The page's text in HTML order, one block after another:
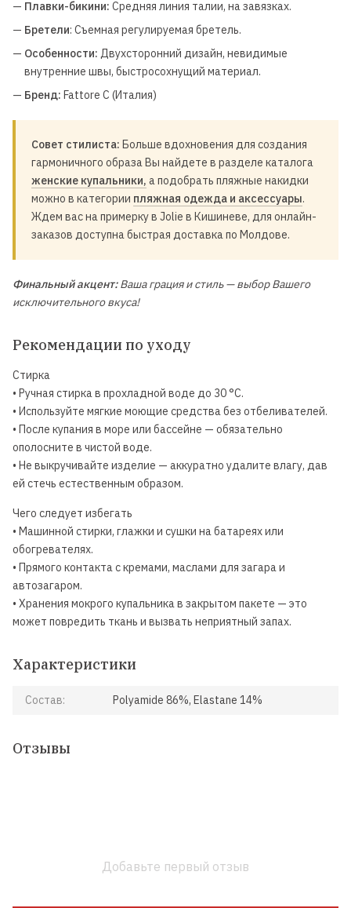
— Плавки-бикини: Средняя линия талии, на завязках.
— Бретели: Съемная регулируемая бретель.
— Особенности: Двухсторонний дизайн, невидимые
внутренние швы, быстросохнущий материал.
— Бренд: Fattore C (Италия)
Совет стилиста: Больше вдохновения для создания
гармоничного образа Вы найдете в разделе каталога
женские купальники, а подобрать пляжные накидки
можно в категории пляжная одежда и аксессуары.
Ждем вас на примерку в Jolie в Кишиневе, для онлайн-
заказов доступна быстрая доставка по Молдове.
Финальный акцент:Ваша грация и стиль — выбор Вашего
исключительного вкуса!
Рекомендации по уходу
Стирка
• Ручная стирка в прохладной воде до 30 °C.
• Используйте мягкие моющие средства без отбеливателей.
• После купания в море или бассейне — обязательно
ополосните в чистой воде.
• Не выкручивайте изделие — аккуратно удалите влагу, дав
ей стечь естественным образом.
Чего следует избегать
• Машинной стирки, глажки и сушки на батареях или
обогревателях.
• Прямого контакта с кремами, маслами для загара и
автозагаром.
• Хранения мокрого купальника в закрытом пакете — это
может повредить ткань и вызвать неприятный запах.
Характеристики
Состав: Polyamide 86%, Elastane 14%
Отзывы
Добавьте первый отзыв